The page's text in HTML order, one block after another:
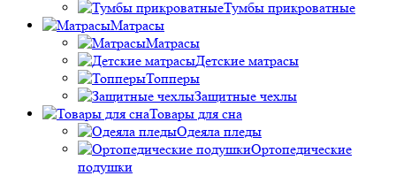
Тумбы прикроватные
Матрасы
Матрасы
Детские матрасы
Топперы
Защитные чехлы
Товары для сна
Одеяла пледы
Ортопедические
подушки